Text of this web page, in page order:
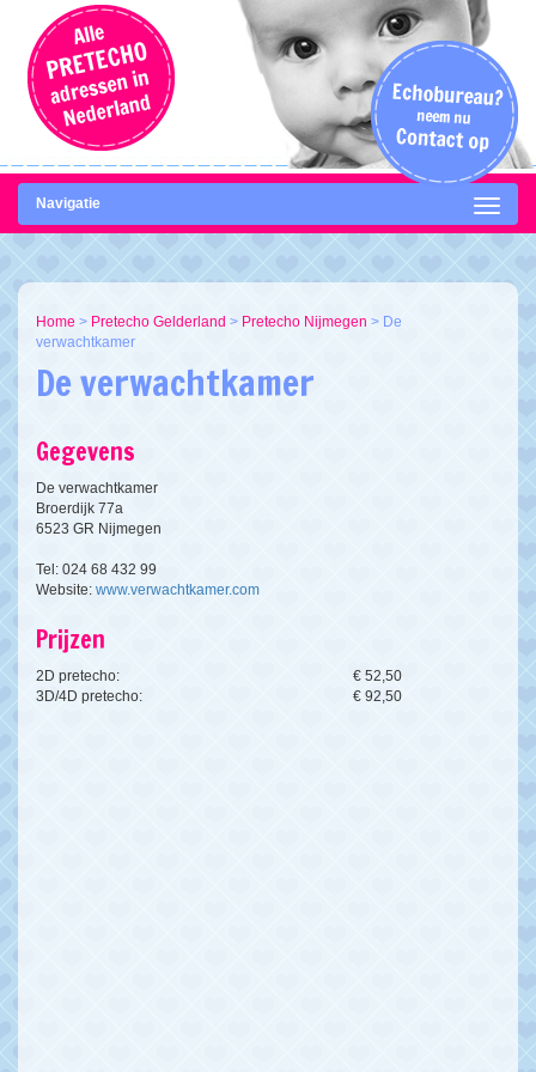
Navigatie
Home > Pretecho Gelderland > Pretecho Nijmegen > De
verwachtkamer
De verwachtkamer
Gegevens
De verwachtkamer
Broerdijk 77a
6523 GR Nijmegen
Tel: 024 68 432 99
Website: www.verwachtkamer.com
Prijzen
2D pretecho:
€ 52,50
3D/4D pretecho:
€ 92,50